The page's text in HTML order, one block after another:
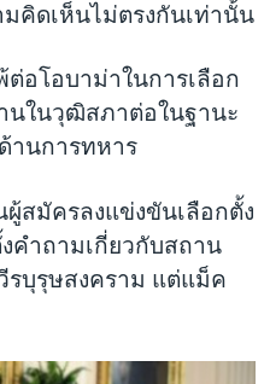
คิดเห็นไม่ตรงกันเท่านั้น
อโอบาม่าในการเลือก
นในวุฒิสภาต่อในฐานะ
านการทหาร
สมัครลงแข่งขันเลือกตั้ง
คำถามเกี่ยวกับสถาน
รบุรุษสงคราม แต่แม็ค